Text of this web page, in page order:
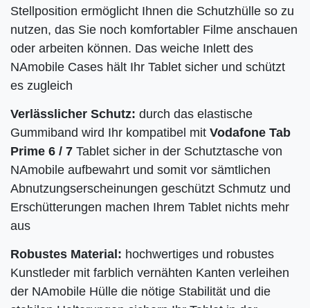
Stellposition ermöglicht Ihnen die Schutzhülle so zu
nutzen, das Sie noch komfortabler Filme anschauen
oder arbeiten können. Das weiche Inlett des
NAmobile Cases hält Ihr Tablet sicher und schützt
es zugleich
Verlässlicher Schutz: durch das elastische
Gummiband wird Ihr kompatibel mit Vodafone Tab
Prime 6 / 7 Tablet sicher in der Schutztasche von
NAmobile aufbewahrt und somit vor sämtlichen
Abnutzungserscheinungen geschützt Schmutz und
Erschütterungen machen Ihrem Tablet nichts mehr
aus
Robustes Material: hochwertiges und robustes
Kunstleder mit farblich vernähten Kanten verleihen
der NAmobile Hülle die nötige Stabilität und die